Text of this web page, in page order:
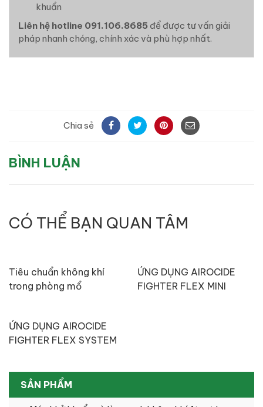
khuẩn
Liên hệ hotline 091.106.8685 để được tư vấn giải
pháp nhanh chóng, chính xác và phù hợp nhất.
Chia sẻ
BÌNH LUẬN
CÓ THỂ BẠN QUAN TÂM
Tiêu chuẩn không khí
trong phòng mổ
ỨNG DỤNG AIROCIDE
FIGHTER FLEX MINI
ỨNG DỤNG AIROCIDE
FIGHTER FLEX SYSTEM
SẢN PHẨM